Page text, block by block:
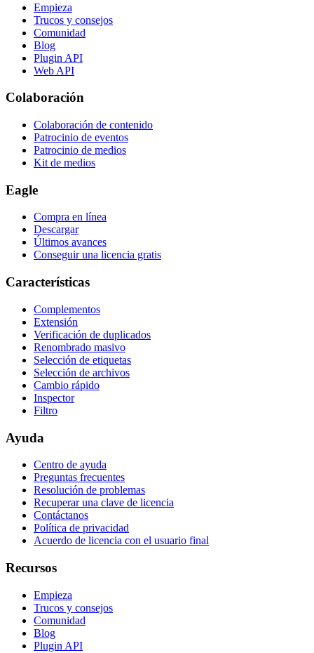
Empieza
Trucos y consejos
Comunidad
Blog
Plugin API
Web API
Colaboración
Colaboración de contenido
Patrocinio de eventos
Patrocinio de medios
Kit de medios
Eagle
Compra en línea
Descargar
Últimos avances
Conseguir una licencia gratis
Características
Complementos
Extensión
Verificación de duplicados
Renombrado masivo
Selección de etiquetas
Selección de archivos
Cambio rápido
Inspector
Filtro
Ayuda
Centro de ayuda
Preguntas frecuentes
Resolución de problemas
Recuperar una clave de licencia
Contáctanos
Política de privacidad
Acuerdo de licencia con el usuario final
Recursos
Empieza
Trucos y consejos
Comunidad
Blog
Plugin API